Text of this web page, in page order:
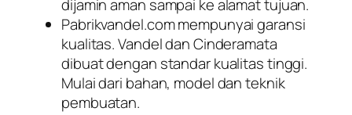
dijamin aman sampai ke alamat tujuan.
Pabrikvandel.com mempunyai garansi
kualitas. Vandel dan Cinderamata
dibuat dengan standar kualitas tinggi.
Mulai dari bahan, model dan teknik
pembuatan.